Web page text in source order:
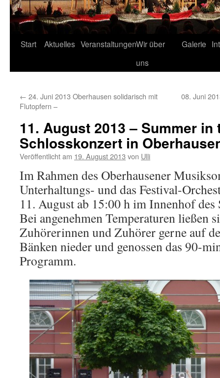
Start Aktuelles VeranstaltungenWir über
uns
Galerie
← 24. Juni 2013 Oberhausen solidarisch mit
Flutopfern –
08. Juni
11. August 2013 – Summer in
Schlosskonzert in
Veröffentlicht am 19. August 2013 von Ulli
Im Rahmen des Oberhausener
Unterhaltungs- und das Festival-
11. August ab 15:00 h im Innenhof des
Bei angenehmen Temperaturen ließen
Zuhörerinnen und Zuhörer gerne auf
Bänken nieder und genossen das 90-
Programm.